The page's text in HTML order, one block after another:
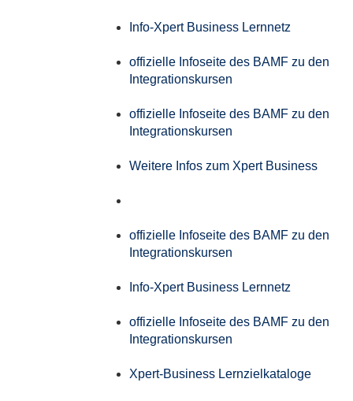
Info-Xpert Business Lernnetz
offizielle Infoseite des BAMF zu den
Integrationskursen
offizielle Infoseite des BAMF zu den
Integrationskursen
Weitere Infos zum Xpert Business
offizielle Infoseite des BAMF zu den
Integrationskursen
Info-Xpert Business Lernnetz
offizielle Infoseite des BAMF zu den
Integrationskursen
Xpert-Business Lernzielkataloge